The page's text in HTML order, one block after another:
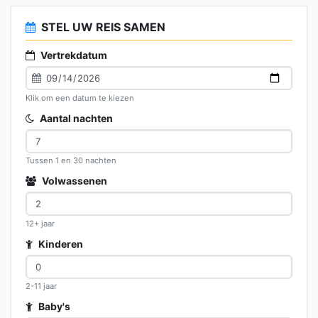
STEL UW REIS SAMEN
Vertrekdatum
Klik om een datum te kiezen
Aantal nachten
Tussen 1 en 30 nachten
Volwassenen
12+ jaar
Kinderen
2-11 jaar
Baby's